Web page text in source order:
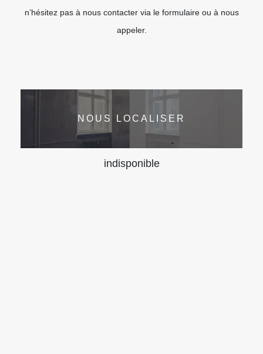
n’hésitez pas à nous contacter via le formulaire ou à nous
appeler.
NOUS LOCALISER
indisponible